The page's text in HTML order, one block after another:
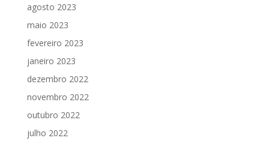
agosto 2023
maio 2023
fevereiro 2023
janeiro 2023
dezembro 2022
novembro 2022
outubro 2022
julho 2022